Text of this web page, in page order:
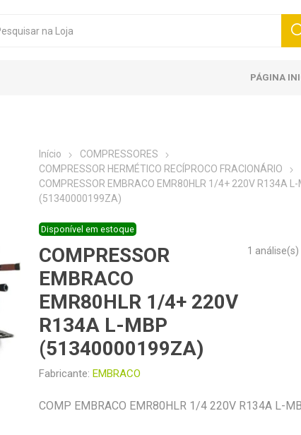
PÁGINA
Início
COMPRESSORES
COMPRESSOR HERMÉTICO RECÍPROCO FRACIONÁRIO
COMPRESSOR EMBRACO EMR80HLR 1/4+ 220V R134A L-
(51340000199ZA)
Disponível em estoque
COMPRESSOR
EMBRACO
EMR80HLR 1/4+ 220V
R134A L-MBP
(51340000199ZA)
Fabricante: EMBRACO
1 análise(s)
COMP EMBRACO EMR80HLR 1/4 220V R134A L-